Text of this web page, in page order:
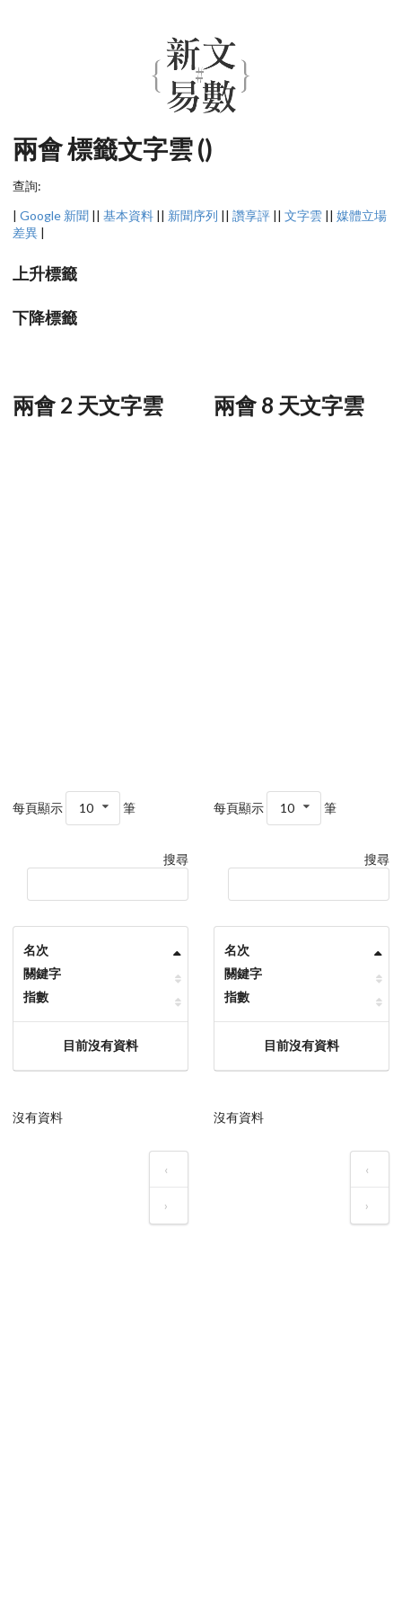
兩會 標籤文字雲 ()
查詢:
| Google 新聞 || 基本資料 || 新聞序列 || 讚享評 || 文字雲 || 媒體立場
差異 |
上升標籤
下降標籤
兩會 2 天文字雲
每頁顯示 10 筆
搜尋
名次
關鍵字
指數
目前沒有資料
沒有資料
‹
›
兩會 8 天文字雲
每頁顯示 10 筆
搜尋
名次
關鍵字
指數
目前沒有資料
沒有資料
‹
›